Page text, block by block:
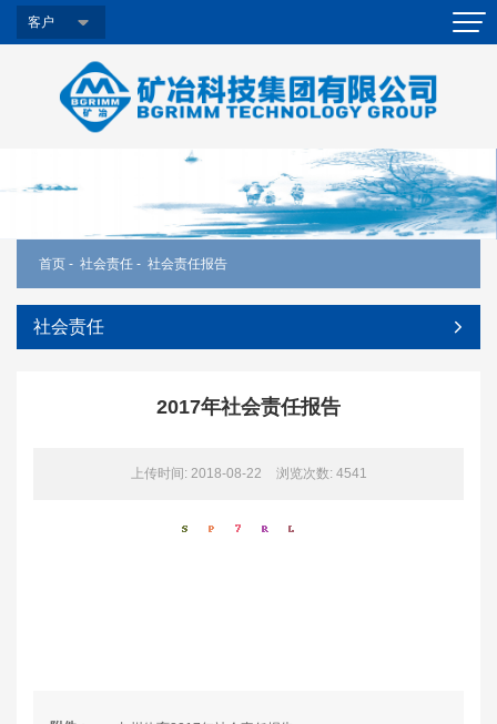
客户
首页 - 社会责任 - 社会责任报告
社会责任
2017年社会责任报告
上传时间: 2018-08-22 浏览次数: 4541